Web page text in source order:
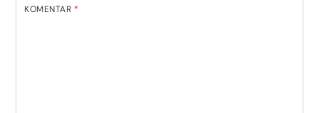
KOMENTAR *